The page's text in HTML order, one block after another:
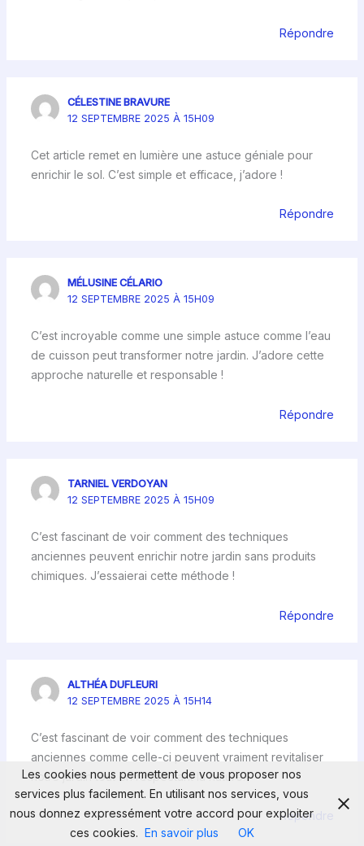
Répondre
CÉLESTINE BRAVURE
12 SEPTEMBRE 2025 À 15H09
Cet article remet en lumière une astuce géniale pour
enrichir le sol. C’est simple et efficace, j’adore !
Répondre
MÉLUSINE CÉLARIO
12 SEPTEMBRE 2025 À 15H09
C’est incroyable comme une simple astuce comme l’eau
de cuisson peut transformer notre jardin. J’adore cette
approche naturelle et responsable !
Répondre
TARNIEL VERDOYAN
12 SEPTEMBRE 2025 À 15H09
C’est fascinant de voir comment des techniques
anciennes peuvent enrichir notre jardin sans produits
chimiques. J’essaierai cette méthode !
Répondre
ALTHÉA DUFLEURI
12 SEPTEMBRE 2025 À 15H14
C’est fascinant de voir comment des techniques
anciennes comme celle-ci peuvent vraiment revitaliser
notre jardin tout en respectant la nature.
Répondre
Les cookies nous permettent de vous proposer nos
services plus facilement. En utilisant nos services, vous
nous donnez expressément votre accord pour exploiter
ces cookies. En savoir plus OK